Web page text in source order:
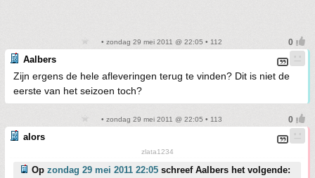
• zondag 29 mei 2011 @ 22:05 • 112
Aalbers
Zijn ergens de hele afleveringen terug te vinden? Dit is niet de
eerste van het seizoen toch?
• zondag 29 mei 2011 @ 22:05 • 113
alors
zlata1234
Op zondag 29 mei 2011 22:05 schreef Aalbers het volgende: